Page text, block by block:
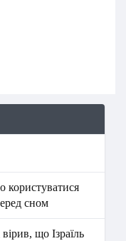
користуватися
сном
що Ізраїль